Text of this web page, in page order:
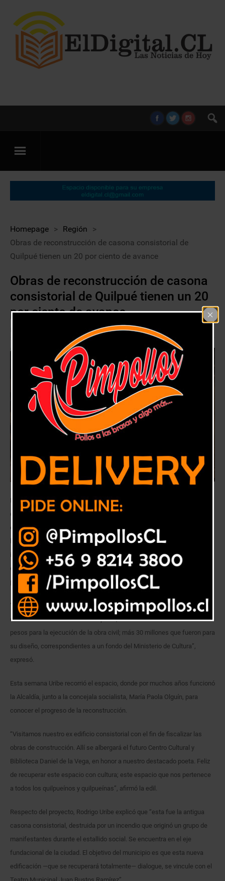
Homepage > Región
>
Obras de reconstrucción de casona consistorial de
Quilpué tienen un 20 por ciento de avance
Obras de reconstrucción de casona
consistorial de Quilpué tienen un 20
por ciento de avance
En plena marcha se encuentra la reconstrucción de la antigua casona
consistorial de Quilpué, destruida por antisociales que aprovecharon el
estallido social para incendiar esta edificación patrimonial. El director de
la Secretaría Comunal de Planificación de esta ciudad, Rodrigo Uribe,
informó que el avance de las obras es del orden del 20 por ciento y que
el proyecto debiera culminar durante el segundo semestre para,
posteriormente, ser entregado a la comunidad como un centro cultural.
“Este es un proyecto emblemático en Quilpué. Se está recuperando la
edificación con recursos municipales, alrededor de 337 millones de
pesos para la ejecución de la obra civil; más 30 millones que fueron para
su diseño, correspondientes a un fondo del Ministerio de Cultura”,
expresó.
Esta semana Uribe recorrió el espacio, donde por muchos años funcionó
la Alcaldía, junto a la concejala socialista, María Paola Olguín, para
conocer el progreso de la reconstrucción.
“Visitamos nuestro ex edificio consistorial con el fin de fiscalizar las
obras de construcción. Allí se albergará el futuro Centro Cultural y
Biblioteca Daniel de la Vega, en honor a nuestro destacado poeta. Feliz
de recuperar este espacio con cultura; este espacio que nos pertenece
a todos los quilpueínos y quilpueínas”, afirmó la edil.
Respecto del proyecto, Rodrigo Uribe explicó que “esta fue la antigua
casona consistorial, destruida por un incendio que originó un grupo de
manifestantes durante el estallido social. Se encuentra en el eje
fundacional de la ciudad. El objetivo del municipio es que esta nueva
edificación —que se recuperará totalmente— dialogue, se vincule con el